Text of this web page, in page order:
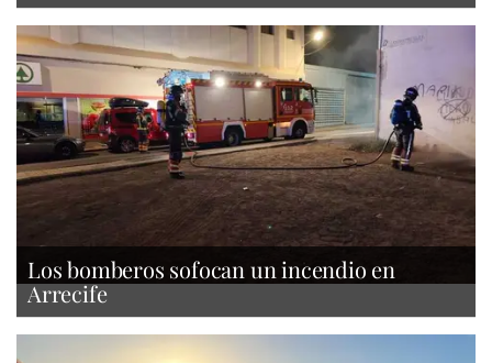
Los bomberos sofocan un incendio en
Arrecife